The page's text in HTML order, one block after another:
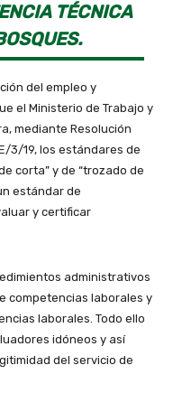
TÉCNICA
del empleo y
el Ministerio de Trabajo y
mediante Resolución
3/19, los estándares de
corta” y de “trozado de
estándar de
y certificar
administrativos
competencias laborales y
laborales. Todo ello
idóneos y así
del servicio de